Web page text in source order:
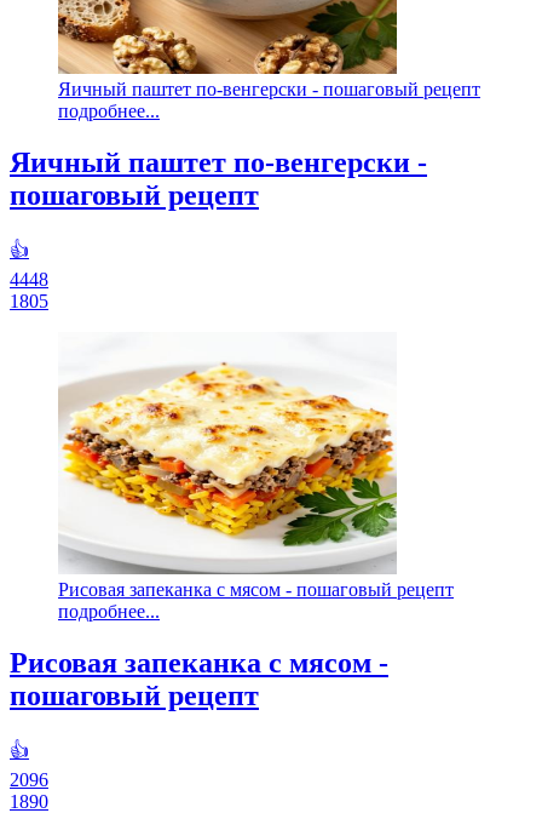
Яичный паштет по-венгерски - пошаговый рецепт
подробнее...
Яичный паштет по-венгерски -
пошаговый рецепт
👍
4448
1805
Рисовая запеканка с мясом - пошаговый рецепт
подробнее...
Рисовая запеканка с мясом -
пошаговый рецепт
👍
2096
1890